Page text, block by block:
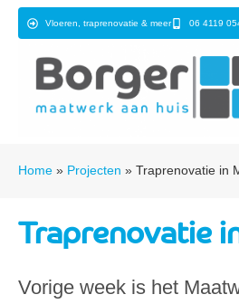
Vloeren, traprenovatie & meer 06 4119
Home » Projecten » Traprenovatie in
Traprenovatie
Vorige week is het